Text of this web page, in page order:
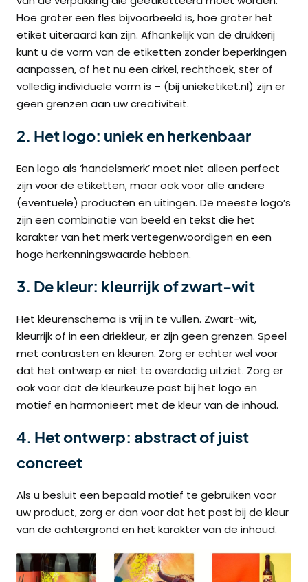
Hoe groter een fles bijvoorbeeld is, hoe groter het
etiket uiteraard kan zijn. Afhankelijk van de drukkerij
kunt u de vorm van de etiketten zonder beperkingen
aanpassen, of het nu een cirkel, rechthoek, ster of
volledig individuele vorm is – (bij unieketiket.nl) zijn er
geen grenzen aan uw creativiteit.
2. Het logo: uniek en herkenbaar
Een logo als ‘handelsmerk’ moet niet alleen perfect
zijn voor de etiketten, maar ook voor alle andere
(eventuele) producten en uitingen. De meeste logo’s
zijn een combinatie van beeld en tekst die het
karakter van het merk vertegenwoordigen en een
hoge herkenningswaarde hebben.
3. De kleur: kleurrijk of zwart-wit
Het kleurenschema is vrij in te vullen. Zwart-wit,
kleurrijk of in een driekleur, er zijn geen grenzen. Speel
met contrasten en kleuren. Zorg er echter wel voor
dat het ontwerp er niet te overdadig uitziet. Zorg er
ook voor dat de kleurkeuze past bij het logo en
motief en harmonieert met de kleur van de inhoud.
4. Het ontwerp: abstract of juist
concreet
Als u besluit een bepaald motief te gebruiken voor
uw product, zorg er dan voor dat het past bij de kleur
van de achtergrond en het karakter van de inhoud.